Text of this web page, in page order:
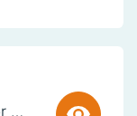
Display | Gifts for Book Lovers (60cm)